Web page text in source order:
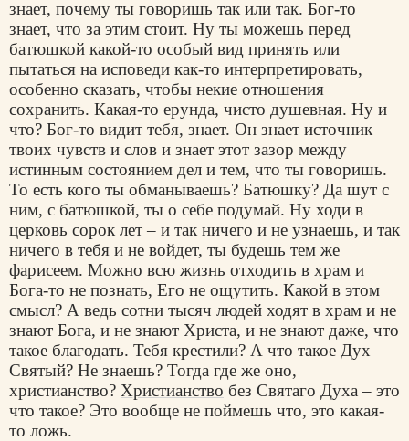
знает, почему ты говоришь так или так. Бог-то
знает, что за этим стоит. Ну ты можешь перед
батюшкой какой-то особый вид принять или
пытаться на исповеди как-то интерпретировать,
особенно сказать, чтобы некие отношения
сохранить. Какая-то ерунда, чисто душевная. Ну и
что? Бог-то видит тебя, знает. Он знает источник
твоих чувств и слов и знает этот зазор между
истинным состоянием дел и тем, что ты говоришь.
То есть кого ты обманываешь? Батюшку? Да шут с
ним, с батюшкой, ты о себе подумай. Ну ходи в
церковь сорок лет – и так ничего и не узнаешь, и так
ничего в тебя и не войдет, ты будешь тем же
фарисеем. Можно всю жизнь отходить в храм и
Бога-то не познать, Его не ощутить. Какой в этом
смысл? А ведь сотни тысяч людей ходят в храм и не
знают Бога, и не знают Христа, и не знают даже, что
такое благодать. Тебя крестили? А что такое Дух
Святый? Не знаешь? Тогда где же оно,
христианство? Христианство без Святаго Духа – это
что такое? Это вообще не поймешь что, это какая-
то ложь.